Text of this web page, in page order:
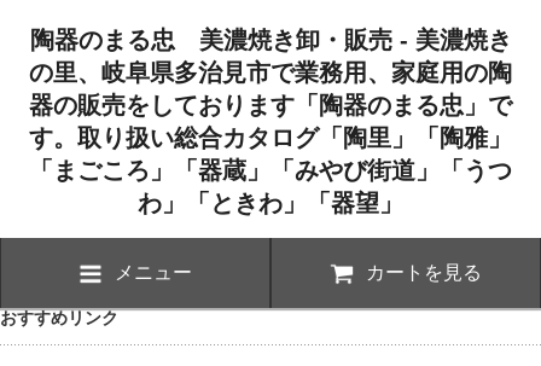
陶器のまる忠 美濃焼き卸・販売 - 美濃焼き
の里、岐阜県多治見市で業務用、家庭用の陶
器の販売をしております「陶器のまる忠」で
す。取り扱い総合カタログ「陶里」「陶雅」
「まごころ」「器蔵」「みやび街道」「うつ
わ」「ときわ」「器望」
メニュー カートを見る
おすすめリンク